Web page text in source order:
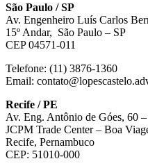
São Paulo / SP
Av. Engenheiro Luís Carlos
15º Andar, São Paulo – SP
CEP 04571-011
Telefone: (11) 3876-1360
Email:
Recife / PE
Av. Eng. Antônio de Góes, 60 –
JCPM Trade Center – Boa
Recife, Pernambuco
CEP: 51010-000